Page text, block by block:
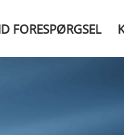
FORESPØRGSEL